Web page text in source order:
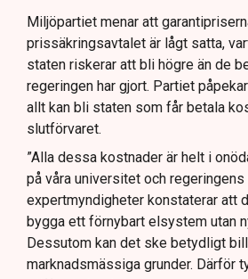
Miljöpartiet menar att
prissäkringsavtalet är lågt satta,
staten riskerar att bli högre än de
regeringen har gjort. Partiet
allt kan bli staten som får betala
slutförvaret.
”Alla dessa kostnader är helt i
på våra universitet och regeringens
expertmyndigheter konstaterar att
bygga ett förnybart elsystem utan
Dessutom kan det ske betydligt
marknadsmässiga grunder. Därför